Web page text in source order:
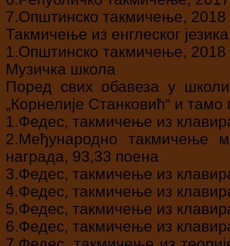
7.Општинско такмичење, 2018
Такмичење из енглеског
1.Општинско такмичење, 2018
Музичка школа
Поред свих обавеза у
„Корнелије Станковић“ и
1.Федес, такмичење из
2.Међународно такмичење
награда, 93,33 поена
3.Федес, такмичење из
4.Федес, такмичење из
5.Федес, такмичење из
6.Федес, такмичење из